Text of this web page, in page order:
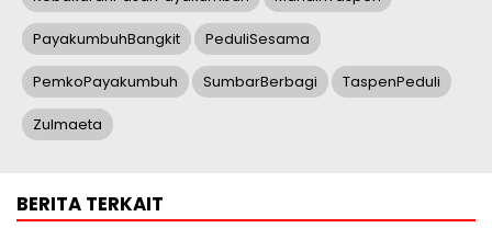
PayakumbuhBangkit PeduliSesama
PemkoPayakumbuh SumbarBerbagi TaspenPeduli
Zulmaeta
BERITA TERKAIT